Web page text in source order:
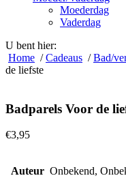
Moederdag
Vaderdag
U bent hier:
Home /Cadeaus /Bad/
de liefste
Badparels Voor de
€3,95
Auteur Onbekend,